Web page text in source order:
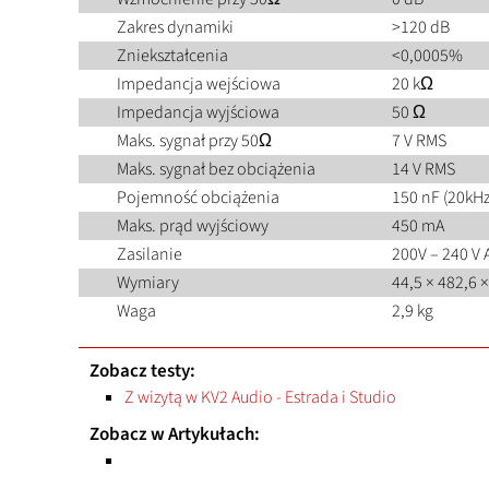
Zakres dynamiki
>120 dB
Zniekształcenia
<0,0005%
Impedancja wejściowa
20 kΩ
Impedancja wyjściowa
50 Ω
Maks. sygnał przy 50Ω
7 V RMS
Maks. sygnał bez obciążenia
14 V RMS
Pojemność obciążenia
150 nF
Maks. prąd wyjściowy
450 mA
Zasilanie
200V – 240 V
Wymiary
44,5 × 482,6
Waga
2,9 kg
Zobacz testy:
Z wizytą w KV2 Audio - Estrada i Studio
Zobacz w Artykułach: